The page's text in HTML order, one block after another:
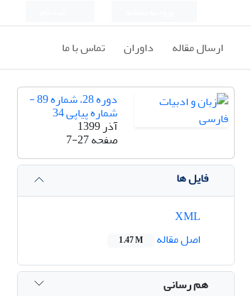
ارسال مقاله داوران تماس با ما
دوره 28، شماره 89 -
شماره پیاپی 34
آذر 1399
صفحه7-27
فایل ها
اصل مقاله
1.47 M
هم رسانی